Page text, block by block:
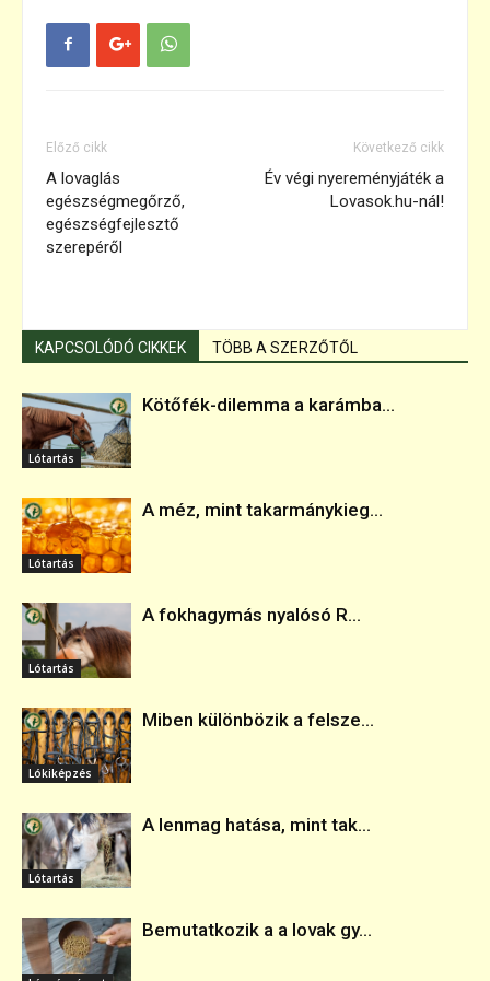
Előző cikk
A lovaglás
egészségmegőrző,
egészségfejlesztő
szerepéről
Következő cikk
Év végi nyereményjáték a
Lovasok.hu-nál!
KAPCSOLÓDÓ CIKKEK TÖBB A SZERZŐTŐL
Lótartás
Kötőfék-dilemma a karámba...
Lótartás
A méz, mint takarmánykieg...
Lótartás
A fokhagymás nyalósó R...
Lókiképzés
Miben különbözik a felsze...
Lótartás
A lenmag hatása, mint tak...
Bemutatkozik a a lovak gy...